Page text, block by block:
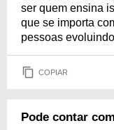
ser quem ensina
que se importa
pessoas
COPIAR
Pode contar